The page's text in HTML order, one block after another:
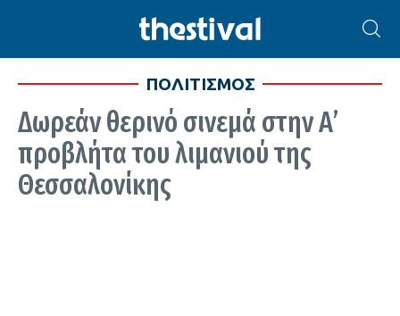
ΠΟΛΙΤΙΣΜΟΣ
Δωρεάν θερινό σινεμά στην Α’
προβλήτα του λιμανιού της
Θεσσαλονίκης